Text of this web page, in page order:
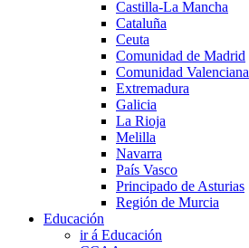
Castilla-La Mancha
Cataluña
Ceuta
Comunidad de Madrid
Comunidad Valenciana
Extremadura
Galicia
La Rioja
Melilla
Navarra
País Vasco
Principado de Asturias
Región de Murcia
Educación
ir á Educación